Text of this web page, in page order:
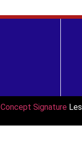
Concept Signature